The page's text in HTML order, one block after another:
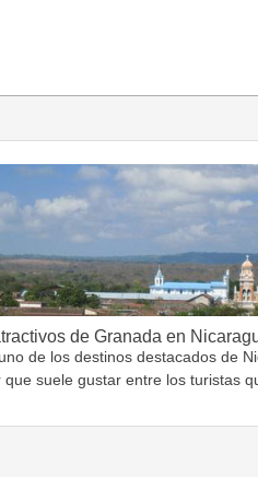
de Granada en
de los destinos destacados de
que suele gustar entre los turistas